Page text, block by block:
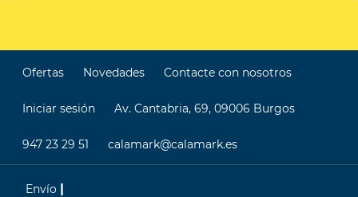
Ofertas Novedades Contacte con nosotros
Iniciar sesión Av. Cantabria, 69, 09006 Burgos
947 23 29 51 calamark@calamark.es
Envío